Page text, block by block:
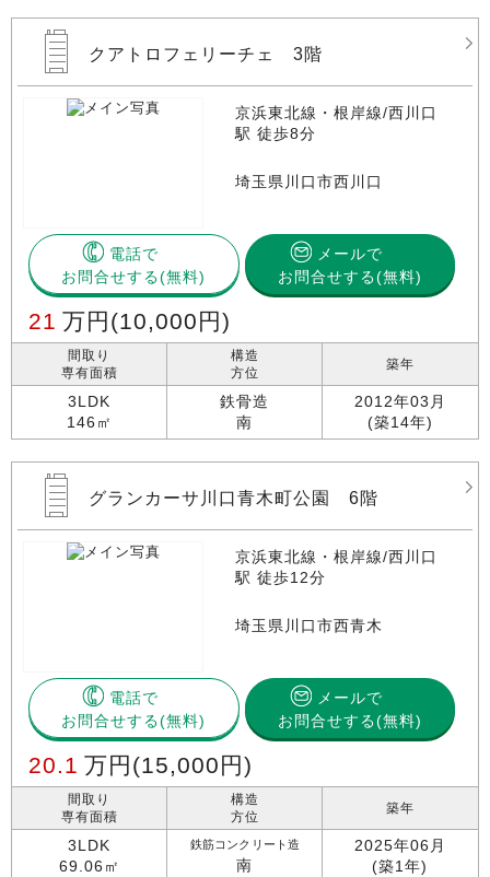
クアトロフェリーチェ 3階
京浜東北線・根岸線/西川口
駅 徒歩8分
埼玉県川口市西川口
電話で
お問合せする
メールで
お問合せする(無料)
21 万円 (10,000円)
間取り
専有面積
3LDK
146㎡
構造
方位
鉄骨造
南
築年
2012年03月
(築14年)
グランカーサ川口青木町公園 6階
京浜東北線・根岸線/西川口
駅 徒歩12分
埼玉県川口市西青木
電話で
お問合せする
メールで
お問合せする(無料)
20.1 万円 (15,000円)
間取り
専有面積
3LDK
69.06㎡
構造
方位
鉄筋コンクリート造
南
築年
2025年06月
(築1年)